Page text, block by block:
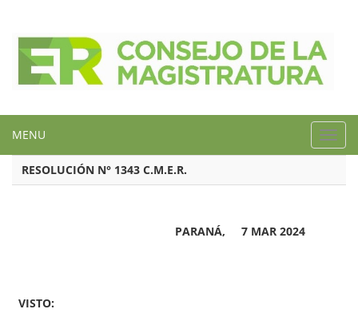
MENU
RESOLUCIÓN N° 1343 C.M.E.R.
PARANÁ, 7 MAR 2024
VISTO: